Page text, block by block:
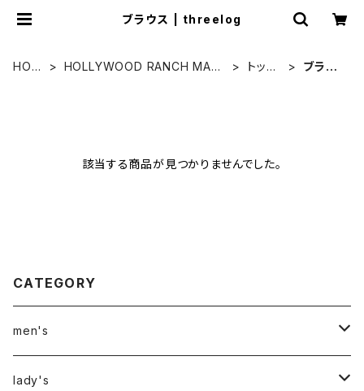
ブラウス | threelog
HOM
HOLLYWOOD RANCH MARK
トップ
ブラウ
該当する商品が見つかりませんでした。
CATEGORY
men's
アウター
lady's